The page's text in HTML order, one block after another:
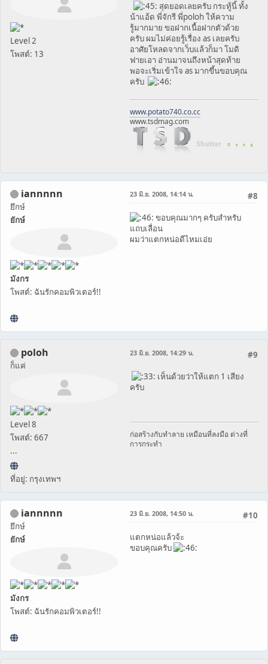
Level 2
โพสต์: 13
สุดยอดเลยครับ กระทู้นี้ ทั้ง
น้าแอ้ด พี่จักรี พี่poloh ให้ความ
รู้มากมาย ขอฝากเนื้อฝากตัวด้วย
ครับ ผมไม่ค่อยรู้เรื่อง as เลยครับ
อาศัยโหลดจากเว็บแล้วก็มา โมดิ
ฟายเอา อ่านมาจนถึงหน้าสุดท้าย
พอจะเริ่มเข้าใจ as มากขึ้นขอบคุณ
ครับ
www.potato740.co.cc
www.tsdmag.com
iannnnn
ยึกษ์
ยักษ์
มังกร
โพสต์: ฉันรักคอมพิวเตอร์!!
#8
23 มิ.ย. 2008, 14:14 น.
ขอบคุณมากๆ ครับสำหรับ
แถบเลื่อน
ผมว่าแตกหน่อดีไหมเอ่ย
poloh
ก็แค่
Level 8
โพสต์: 667
...
ที่อยู่: กรุงเทพฯ
#9
23 มิ.ย. 2008, 14:29 น.
เห็นด้วยว่าให้แตก 1 เสียง
ครับ
ก่อสร้างกับทำลาย เหมือนที่ลงมือ ต่างที่
การกระทำ
iannnnn
ยึกษ์
ยักษ์
มังกร
โพสต์: ฉันรักคอมพิวเตอร์!!
#10
23 มิ.ย. 2008, 14:50 น.
แตกหน่อแล้วจ้ะ
ขอบคุณครับ